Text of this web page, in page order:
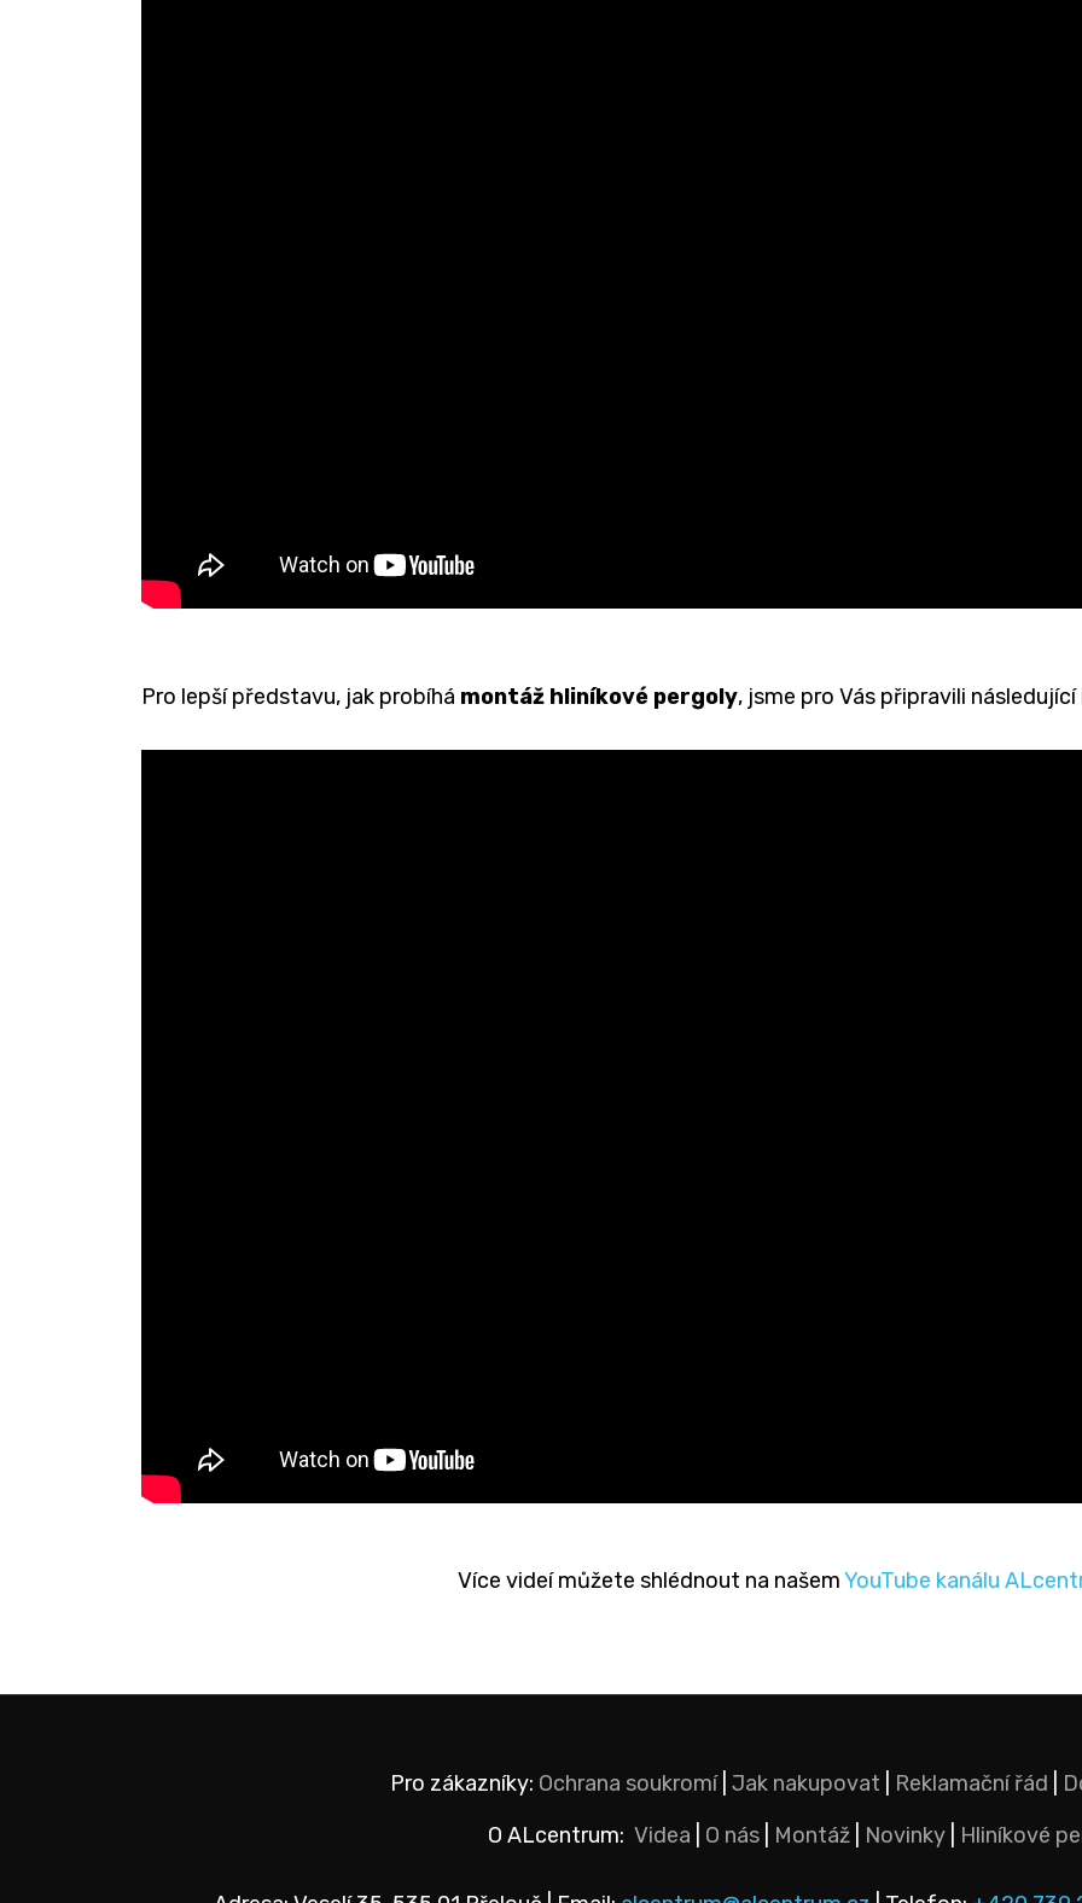
Pro lepší představu, jak probíhá montáž hliníkové pergoly, jsme pro Vás připravili
Více videí můžete shlédnout na našemYouTube kanálu
Pro zákazníky: Ochrana soukromí| Jak nakupovat Reklamační řád
O ALcentrum: Videa O nás| Montáž| Novinky| Hliníkové